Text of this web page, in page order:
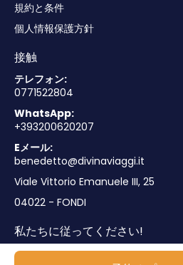
規約と条件
個人情報保護方針
接触
テレフォン:
0771522804
WhatsApp:
+393200620207
Eメール:
benedetto@divinaviaggi.it
Viale Vittorio Emanuele III, 25
04022 - FONDI
私たちに従ってください!